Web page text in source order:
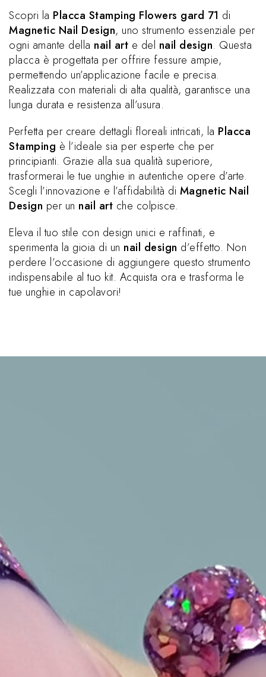
Scopri la Placca Stamping Flowers gard 71 di
Magnetic Nail Design, uno strumento essenziale per
ogni amante della nail art e del nail design. Questa
placca è progettata per offrire fessure ampie,
permettendo un’applicazione facile e precisa.
Realizzata con materiali di alta qualità, garantisce una
lunga durata e resistenza all’usura.
Perfetta per creare dettagli floreali intricati, la Placca
Stamping è l’ideale sia per esperte che per
principianti. Grazie alla sua qualità superiore,
trasformerai le tue unghie in autentiche opere d’arte.
Scegli l’innovazione e l’affidabilità di Magnetic Nail
Design per un nail art che colpisce.
Eleva il tuo stile con design unici e raffinati, e
sperimenta la gioia di un nail design d’effetto. Non
perdere l’occasione di aggiungere questo strumento
indispensabile al tuo kit. Acquista ora e trasforma le
tue unghie in capolavori!